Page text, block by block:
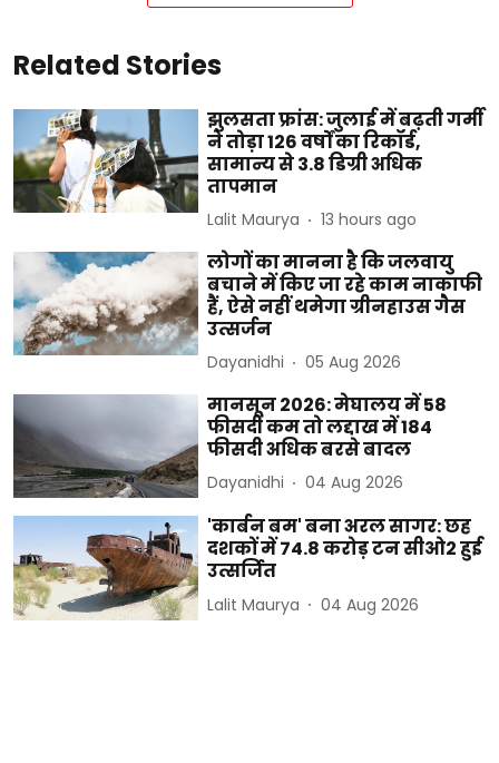
Related Stories
झुलसता फ्रांस: जुलाई में बढ़ती गर्मी
ने तोड़ा 126 वर्षों का रिकॉर्ड,
सामान्य से 3.8 डिग्री अधिक
तापमान
Lalit Maurya 13 hours ago
लोगों का मानना है कि जलवायु
बचाने में किए जा रहे काम नाकाफी
हैं, ऐसे नहीं थमेगा ग्रीनहाउस गैस
उत्सर्जन
Dayanidhi 05 Aug 2026
मानसून 2026: मेघालय में 58
फीसदी कम तो लद्दाख में 184
फीसदी अधिक बरसे बादल
Dayanidhi 04 Aug 2026
'कार्बन बम' बना अरल सागर: छह
दशकों में 74.8 करोड़ टन सीओ2 हुई
उत्सर्जित
Lalit Maurya 04 Aug 2026